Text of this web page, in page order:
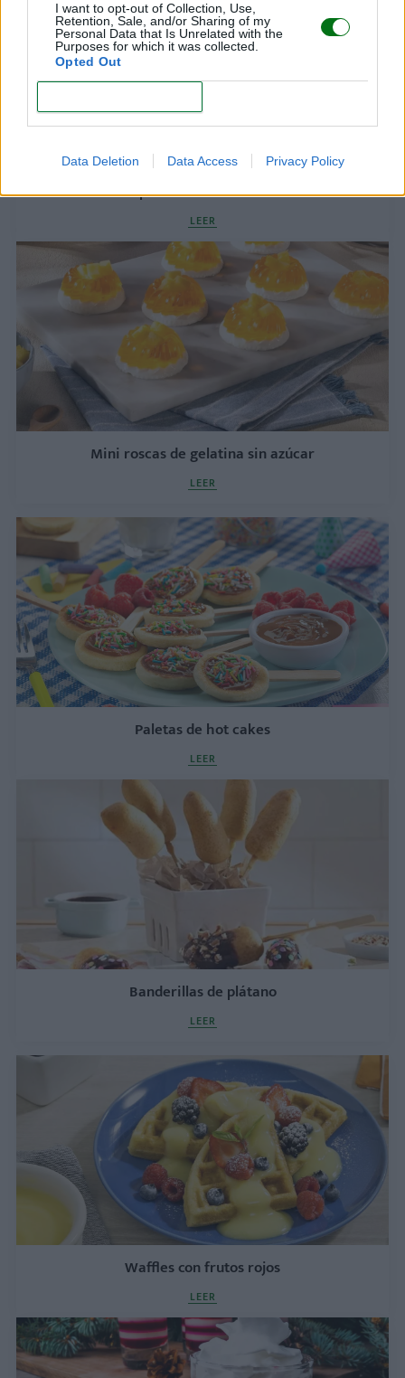
I want to opt-out of Collection, Use,
Retention, Sale, and/or Sharing of my
Personal Data that Is Unrelated with the
Purposes for which it was collected.
Opted Out
Data Deletion Data Access Privacy Policy
Bizcocho de plátano y avena: receta saludable sin
azúcar para niños desde 12 meses
LEER
Mini roscas de gelatina sin azúcar
LEER
Paletas de hot cakes
LEER
Banderillas de plátano
LEER
Waffles con frutos rojos
LEER